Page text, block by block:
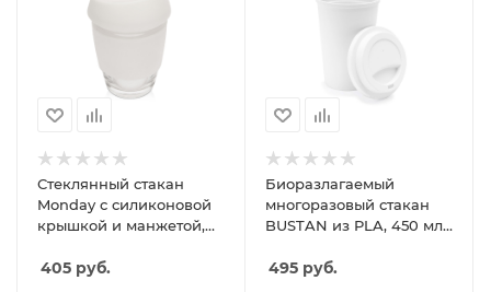
Стеклянный стакан
Monday с силиконовой
крышкой и манжетой,
405 руб.
Биоразлагаемый
многоразовый стакан
BUSTAN из PLA, 450 мл,
495 руб.